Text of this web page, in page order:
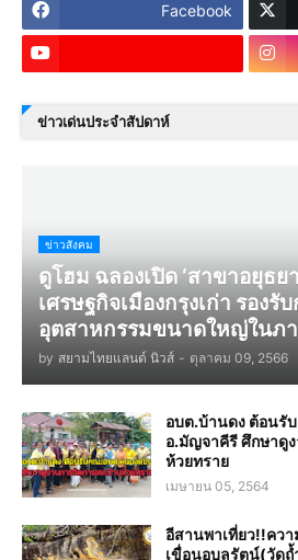
Facebook
ข่าวเด่นประจำสัปดาห์
ข่าวสังคม
ดูโฮม ฉลองเปิด ‘สาขาอยุธย
เศรษฐกิจเมืองกรุงเก่า รอง
อุตสาหกรรมขนาดใหญ่ในภ
by สยามไทยแลนด์ นิวส์ - ตุลาคม 09, 2566
อบต.บ้านดง ต้อนรั
อ.มัญจาคีรี ศึกษาดู
ห้วยทราย
เมษายน 05, 2564
อีสานพาเที่ยว!!คว
เขื่อนอุบลรัตน์(วัดถ้